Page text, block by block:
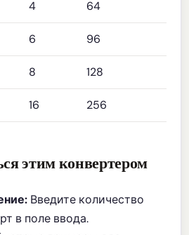
4 64
6 96
8 128
16 256
этим конвертером
Введите количество
в поле ввода.